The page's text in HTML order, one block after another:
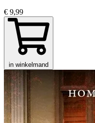
€ 9,99
in winkelmand